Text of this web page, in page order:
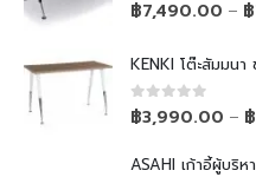
0out of 5
฿7,490.00 – ฿
KENKI โต๊ะสัมมนา
0out of 5
฿3,990.00 – ฿
ASAHI เก้าอี้ผู้บริ